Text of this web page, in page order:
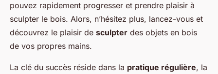
pouvez rapidement progresser et prendre plaisir à
sculpter le bois. Alors, n’hésitez plus, lancez-vous et
découvrez le plaisir de sculpter des objets en bois
de vos propres mains.
La clé du succès réside dans la pratique régulière, la